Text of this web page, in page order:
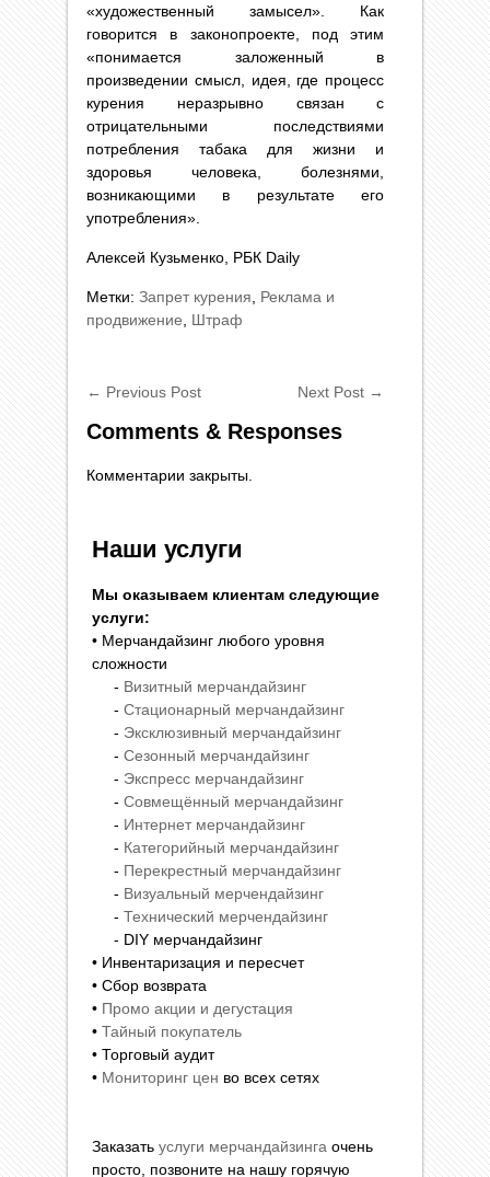
«художественный замысел». Как
говорится в законопроекте, под этим
«понимается заложенный в
произведении смысл, идея, где процесс
курения неразрывно связан с
отрицательными последствиями
потребления табака для жизни и
здоровья человека, болезнями,
возникающими в результате его
употребления».
Алексей Кузьменко, РБК Daily
Метки: Запрет курения
Реклама и
продвижение
Штраф
← Previous Post Next Post →
Comments & Responses
Комментарии закрыты.
Наши услуги
Мы оказываем клиентам следующие
услуги:
• Мерчандайзинг любого уровня
сложности
- Визитный мерчандайзинг
- Стационарный мерчандайзинг
- Эксклюзивный мерчандайзинг
- Сезонный мерчандайзинг
- Экспресс мерчандайзинг
- Совмещённый мерчандайзинг
- Интернет мерчандайзинг
- Категорийный мерчандайзинг
- Перекрестный мерчандайзинг
- Визуальный мерчендайзинг
- Технический мерчендайзинг
- DIY мерчандайзинг
• Инвентаризация и пересчет
• Сбор возврата
• Промо акции и дегустация
• Тайный покупатель
• Торговый аудит
• Мониторинг цен во всех сетях
Заказать услуги мерчандайзинга очень
просто, позвоните на нашу горячую